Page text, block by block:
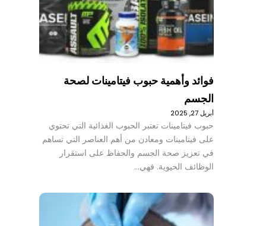
فوائد وأهمية حبوب فيتامينات لصحة
الجسم
أبريل 27, 2025
حبوب فيتامينات تعتبر الحبوب الغذائية التي تحتوي
على فيتامينات ومعادن من أهم العناصر التي تساهم
في تعزيز صحة الجسم والحفاظ على استقرار
الوظائف الحيوية. فهي…